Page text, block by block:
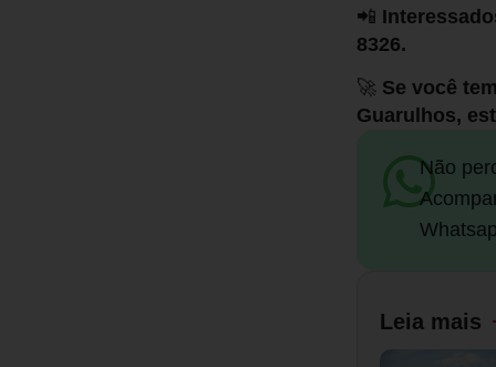
📲
8326.
🚀 Se você
Guarulhos,
Não
Leia mais